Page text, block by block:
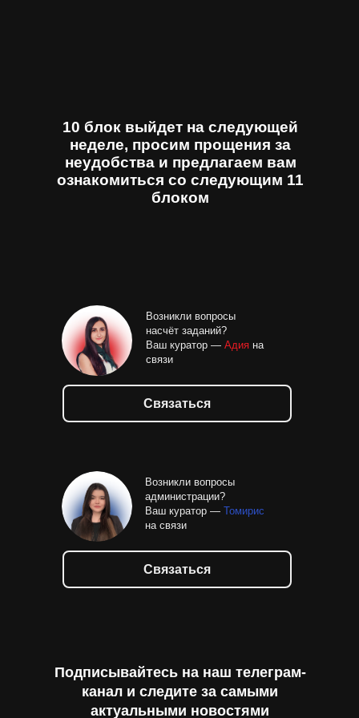
10 блок выйдет на следующей
неделе, просим прощения за
неудобства и предлагаем вам
ознакомиться со следующим 11
блоком
Связаться
Возникли вопросы
насчёт заданий?
Ваш куратор — Адия на
связи
Возникли вопросы
администрации?
Ваш куратор — Томирис
на связи
Связаться
Подписывайтесь на наш телеграм-
канал и следите за самыми
актуальными новостями